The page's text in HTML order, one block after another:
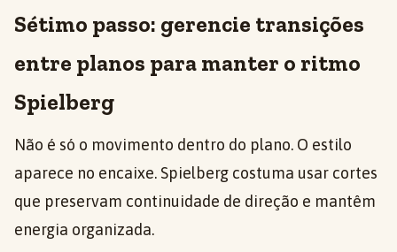
Sétimo passo: gerencie transições
entre planos para manter o ritmo
Spielberg
Não é só o movimento dentro do plano. O estilo
aparece no encaixe. Spielberg costuma usar cortes
que preservam continuidade de direção e mantêm
energia organizada.